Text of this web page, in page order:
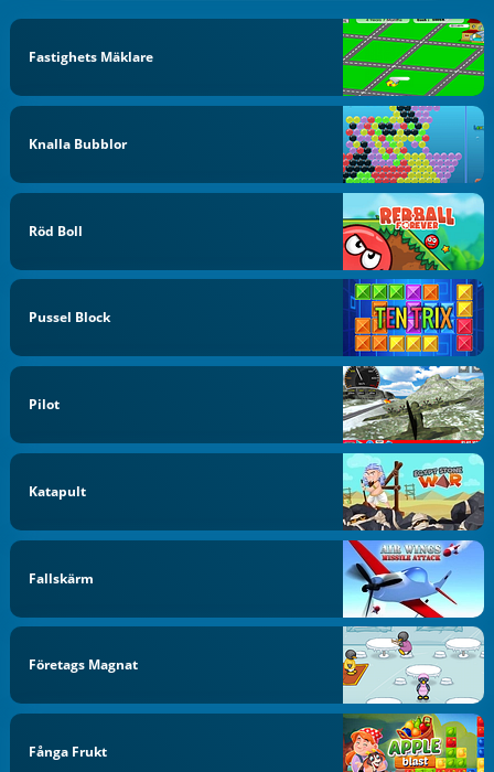
Fastighets Mäklare
Knalla Bubblor
Röd Boll
Pussel Block
Pilot
Katapult
Fallskärm
Företags Magnat
Fånga Frukt